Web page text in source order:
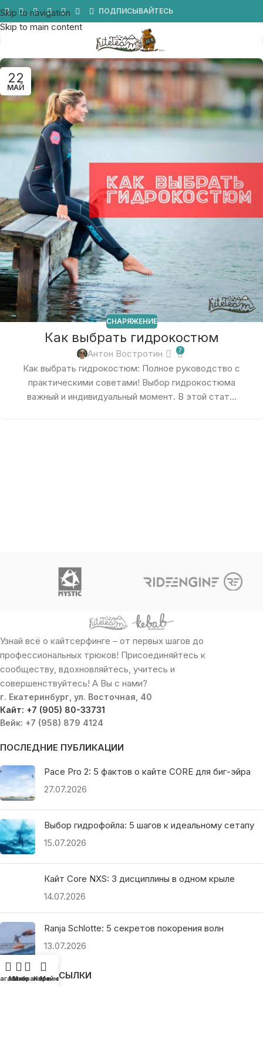
Skip to navigation
Skip to main content
ПОДПИСЫВАЙТЕСЬ
22
МАЙ
СНАРЯЖЕНИЕ
Как выбрать гидрокостюм
Антон Востротин 7
Как выбрать гидрокостюм: Полное руководство с
практическими советами! Выбор гидрокостюма
важный и индивидуальный момент. В этой стат...
Узнай всё о кайтсерфинге – от первых шагов до
профессиональных трюков! Присоединяйтесь к
сообществу, вдохновляйтесь, учитесь и
совершенствуйтесь! А Вы с нами?
г. Екатеринбург, ул. Восточная, 40
Кайт: +7 (905) 80-33731
Вейк: +7 (958) 879 4124
ПОСЛЕДНИЕ ПУБЛИКАЦИИ
Pace Pro 2: 5 фактов о кайте CORE для биг-эйра
27.07.2026
Выбор гидрофойла: 5 шагов к идеальному сетапу
15.07.2026
Кайт Core NXS: 3 дисциплины в одном крыле
14.07.2026
Ranja Schlotte: 5 секретов покорения волн
13.07.2026
ПОЛЕЗНЫЕ ССЫЛКИ
Меню
Избранное
Корзина
Мой аккаунт